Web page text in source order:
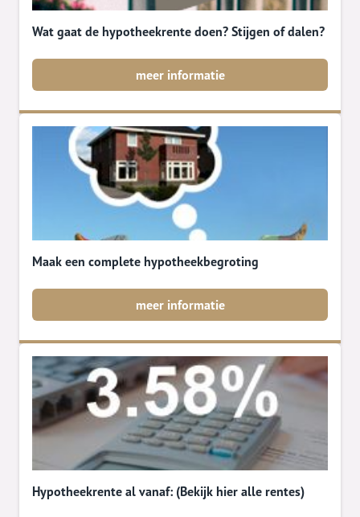
Wat gaat de hypotheekrente doen? Stijgen of dalen?
meer informatie
Maak een complete hypotheekbegroting
meer informatie
Hypotheekrente al vanaf: (Bekijk hier alle rentes)